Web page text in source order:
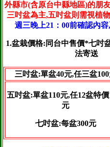
外縣市(含原台中縣地區)的朋
三吋盆為主,五吋盆則需視植
週三晚上21：00前確認內
1.盆栽價格:同台中售價*七吋
法寄送
三吋盆:單盆40元,任三盆
五吋盆:單盆110元,任12盆特價
元
七吋盆:每盆300元